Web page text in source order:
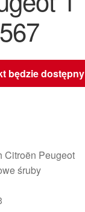
będzie dostępny
Citroën Peugeot
śruby